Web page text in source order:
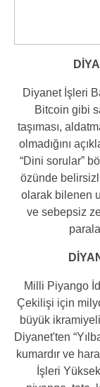
Diyanet İşleri
Bitcoin gibi
taşıması,
olmadığını
“Dini sorular”
özünde
olarak bilenen
ve sebepsiz
Milli Piyango
Çekilişi için
büyük
Diyanet'ten
kumardır ve
İşleri